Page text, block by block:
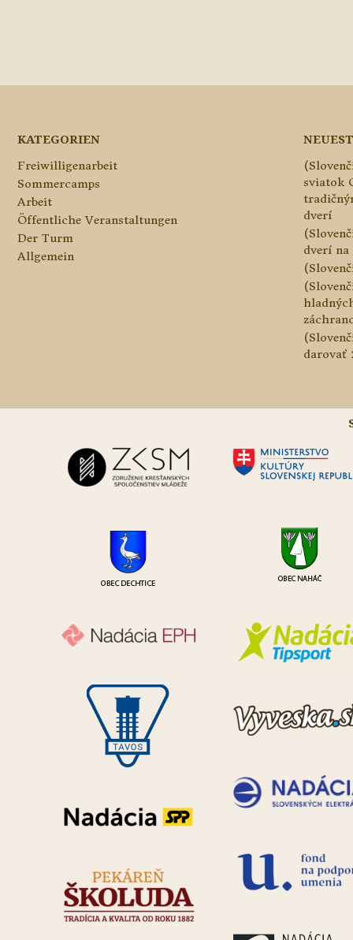
KATEGORIEN
Freiwilligenarbeit
Sommercamps
Arbeit
Öffentliche Veranstaltungen
Der Turm
Allgemein
sviatok
dverí
dverí na
darovať